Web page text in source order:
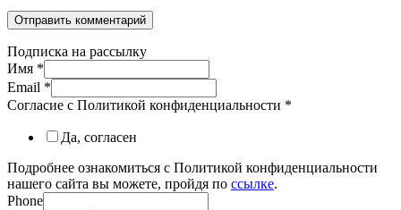
Подписка на рассылку
Имя *
Email *
Согласие с Политикой конфиденциальности *
Да, согласен
Подробнее ознакомиться с Политикой конфиденциальности
нашего сайта вы можете, пройдя по ссылке.
Phone